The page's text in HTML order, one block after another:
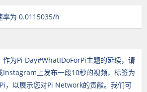
率为 0.0115035/h
作为Pi Day#WhatIDoForPi主题的延续，请
Instagram上发布一段10秒的视频，标签为
，以展示您对Pi Network的贡献。我们可